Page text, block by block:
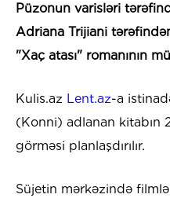
Püzonun varisləri
Adriana Trijiani
"Xaç atası" romanının
Kulis.az Lent.az-a
(Konni) adlanan kitabın
görməsi planlaşdırılır.
Süjetin mərkəzində